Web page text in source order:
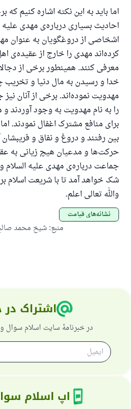
اما باید به این نکته اشاره کنیم که
احادیث بسیاری درباره‌ی مهدی علیه
اشخاصی از دروغگویان به عنوان
کرده‌اند مهدی را خارج از
معرفی کنند. همینطور برخی از
خدا و رسیدن به مال دنیا و تخریب
مهدویت نموده‌اند. برخی از آنان
را به نام مهدویت به وجود آوردند و
برای منافع مشترک اغفال نمودند.
بین رفتند و دروغ و نفاق و فریبشان
حرکت‌ها و مدعیان هیچ زیانی به
جماعت درباره‌ی مهدی علیه السلام
شک خواهد آمد تا با شریعت اسلام
والله تعالی اعلم.
نشانه‌های قیامت
منبع: شیخ محمد
اشتراک در
در خبرنامهٔ سایت اسلام
اپ اسلام